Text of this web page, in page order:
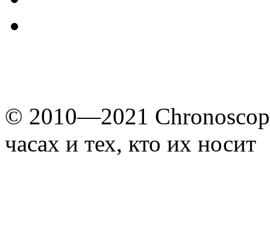
© 2010—2021
часах и тех, кто их носит